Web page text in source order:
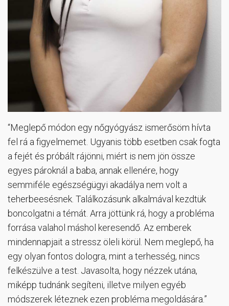
“Meglepő módon egy nőgyógyász ismerősöm hívta
fel rá a figyelmemet. Ugyanis több esetben csak fogta
a fejét és próbált rájönni, miért is nem jön össze
egyes pároknál a baba, annak ellenére, hogy
semmiféle egészségügyi akadálya nem volt a
teherbeesésnek. Találkozásunk alkalmával kezdtük
boncolgatni a témát. Arra jöttünk rá, hogy a probléma
forrása valahol máshol keresendő. Az emberek
mindennapjait a stressz öleli körül. Nem meglepő, ha
egy olyan fontos dologra, mint a terhesség, nincs
felkészülve a test. Javasolta, hogy nézzek utána,
miképp tudnánk segíteni, illetve milyen egyéb
módszerek léteznek ezen probléma megoldására.”